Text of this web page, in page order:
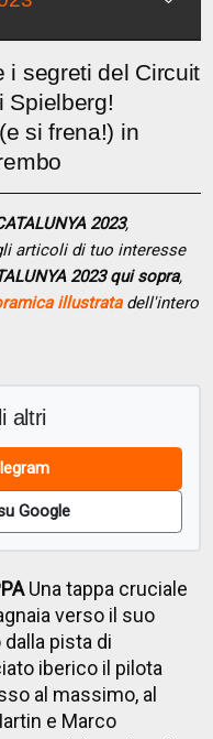
i segreti del Circuit
Spielberg!
si frena!) in
2023,
articoli di tuo interesse
2023 qui sopra,
illustratadell'intero
altri
Google
Una tappa cruciale
verso il suo
pista di
iberico il pilota
al massimo, al
e Marco